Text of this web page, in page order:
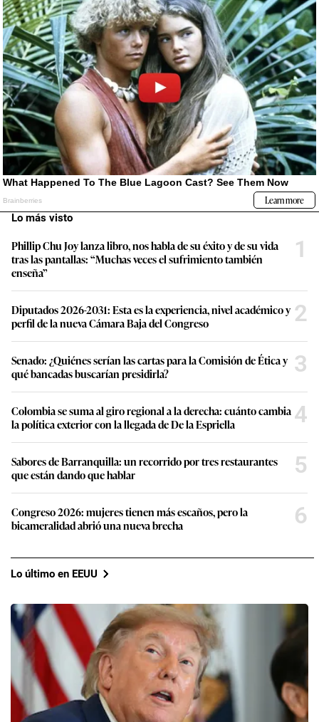
Lo más visto
Phillip Chu Joy lanza libro, nos habla de su éxito y de su vida
tras las pantallas: “Muchas veces el sufrimiento también
enseña”
1
Diputados 2026-2031: Esta es la experiencia, nivel académico y
perfil de la nueva Cámara Baja del Congreso
2
Senado: ¿Quiénes serían las cartas para la Comisión de Ética y
qué bancadas buscarían presidirla?
3
Colombia se suma al giro regional a la derecha: cuánto cambia
la política exterior con la llegada de De la Espriella
4
Sabores de Barranquilla: un recorrido por tres restaurantes
que están dando que hablar
5
Congreso 2026: mujeres tienen más escaños, pero la
bicameralidad abrió una nueva brecha
6
Lo último en EEUU